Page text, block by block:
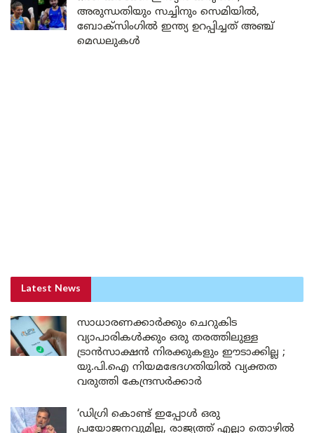
അരുന്ധതിയും സച്ചിനും സെമിയിൽ,
ബോക്സിംഗിൽ ഇന്ത്യ ഉറപ്പിച്ചത് അഞ്ച്
മെഡലുകൾ
Latest News
സാധാരണക്കാർക്കും ചെറുകിട
വ്യാപാരികൾക്കും ഒരു തരത്തിലുള്ള
ട്രാൻസാക്ഷൻ നിരക്കുകളും ഈടാക്കില്ല ;
യു.പി.ഐ നിയമഭേദഗതിയിൽ വ്യക്തത
വരുത്തി കേന്ദ്രസർക്കാർ
‘ഡിഗ്രി കൊണ്ട് ഇപ്പോൾ ഒരു
പ്രയോജനവുമില്ല, രാജ്യത്ത് എല്ലാ തൊഴിൽ